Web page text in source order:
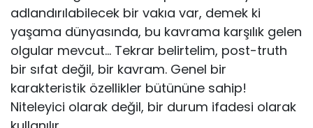
adlandırılabilecek bir vakıa var, demek ki
yaşama dünyasında, bu kavrama karşılık gelen
olgular mevcut… Tekrar belirtelim, post-truth
bir sıfat değil, bir kavram. Genel bir
karakteristik özellikler bütününe sahip!
Niteleyici olarak değil, bir durum ifadesi olarak